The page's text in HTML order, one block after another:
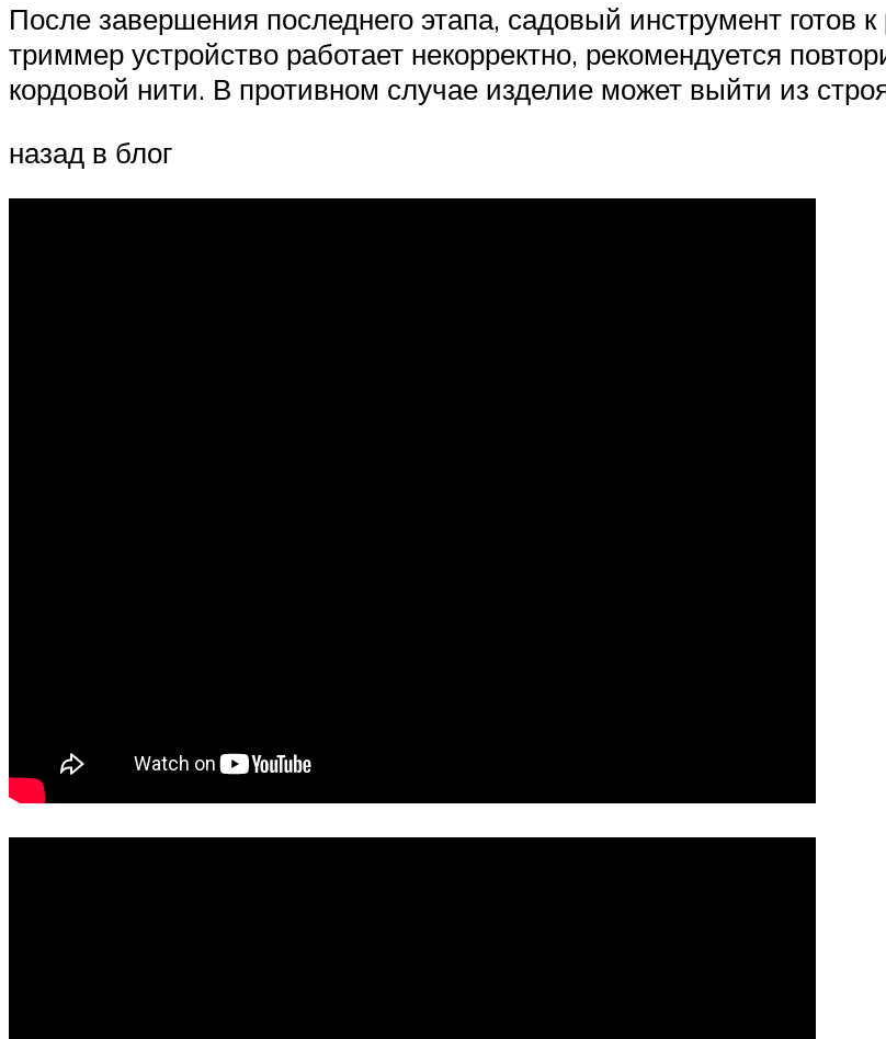
После завершения последнего этапа, садовый инструмент готов
триммер устройство работает некорректно, рекомендуется
кордовой нити. В противном случае изделие может выйти из
назад в блог